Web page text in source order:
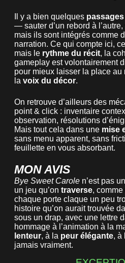
Il y a bien quelques
— sauter d’un rebord à
mais ils sont intégrés comme
narration. Ce qui compte ici,
mais le rythme du récit, la
gameplay est volontairement
pour mieux laisser la place au
la voix du décor.
On retrouve d’ailleurs des
point & click : inventaire
observation, résolutions
Mais tout cela dans une mise
sans menu apparent, sans
feuillette en vous absorbant.
MON AVIS
Bye Sweet Carolen’est pas
un jeu qu’on traverse,
chaque porte claque un peu
histoire qu’on aurait trouvée
sous un drap, avec une lettre
hommage à l’animation à la
lenteur, à la peur élégante, à
jamais vraiment.